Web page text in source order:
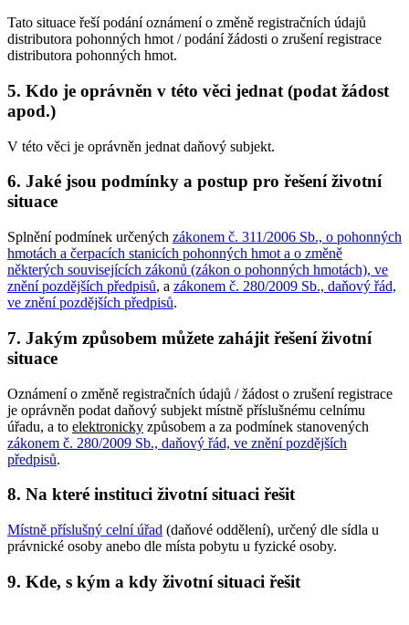
Tato situace řeší podání oznámení o změně registračních údajů
distributora pohonných hmot / podání žádosti o zrušení registrace
distributora pohonných hmot.
5. Kdo je oprávněn v této věci jednat (podat žádost
apod.)
V této věci je oprávněn jednat daňový subjekt.
6. Jaké jsou podmínky a postup pro řešení životní
situace
Splnění podmínek určených zákonem č. 311/2006 Sb., o pohonných
hmotách a čerpacích stanicích pohonných hmot a o změně
některých souvisejících zákonů (zákon o pohonných hmotách), ve
znění pozdějších předpisů, a zákonem č. 280/2009 Sb., daňový řád,
ve znění pozdějších předpisů.
7. Jakým způsobem můžete zahájit řešení životní
situace
Oznámení o změně registračních údajů / žádost o zrušení registrace
je oprávněn podat daňový subjekt místně příslušnému celnímu
úřadu, a to elektronicky způsobem a za podmínek stanovených
zákonem č. 280/2009 Sb., daňový řád, ve znění pozdějších
předpisů.
8. Na které instituci životní situaci řešit
Místně příslušný celní úřad (daňové oddělení), určený dle sídla u
právnické osoby anebo dle místa pobytu u fyzické osoby.
9. Kde, s kým a kdy životní situaci řešit